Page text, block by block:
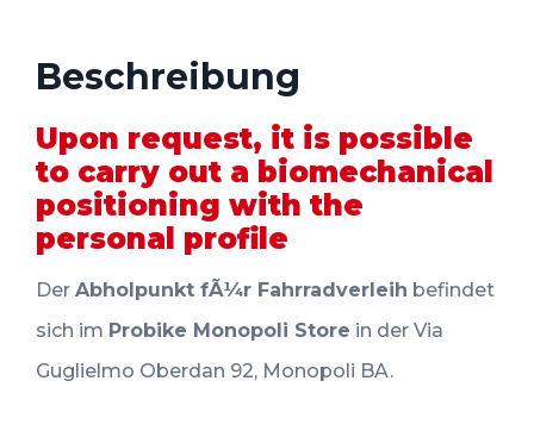
Beschreibung
Upon request, it is possible
to carry out a biomechanical
positioning with the
personal profile
Der Abholpunkt fÃ¼r Fahrradverleih befindet
sich im Probike Monopoli Store in der Via
Guglielmo Oberdan 92, Monopoli BA.